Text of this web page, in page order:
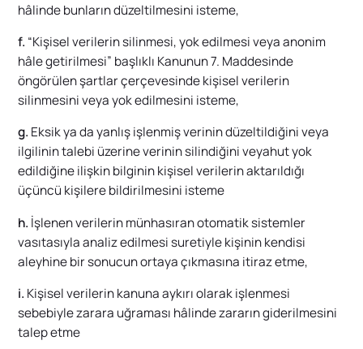
hâlinde bunların düzeltilmesini isteme,
f. “Kişisel verilerin silinmesi, yok edilmesi veya anonim
hâle getirilmesi” başlıklı Kanunun 7. Maddesinde
öngörülen şartlar çerçevesinde kişisel verilerin
silinmesini veya yok edilmesini isteme,
g. Eksik ya da yanlış işlenmiş verinin düzeltildiğini veya
ilgilinin talebi üzerine verinin silindiğini veyahut yok
edildiğine ilişkin bilginin kişisel verilerin aktarıldığı
üçüncü kişilere bildirilmesini isteme
h. İşlenen verilerin münhasıran otomatik sistemler
vasıtasıyla analiz edilmesi suretiyle kişinin kendisi
aleyhine bir sonucun ortaya çıkmasına itiraz etme,
i. Kişisel verilerin kanuna aykırı olarak işlenmesi
sebebiyle zarara uğraması hâlinde zararın giderilmesini
talep etme